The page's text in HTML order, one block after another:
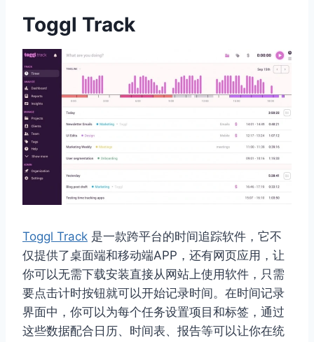
Toggl Track
Toggl Track 是一款跨平台的时间追踪软件，它不
仅提供了桌面端和移动端APP，还有网页应用，让
你可以无需下载安装直接从网站上使用软件，只需
要点击计时按钮就可以开始记录时间。在时间记录
界面中，你可以为每个任务设置项目和标签，通过
这些数据配合日历、时间表、报告等可以让你在统